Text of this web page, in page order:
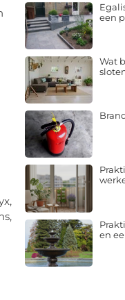
een
Wat
en